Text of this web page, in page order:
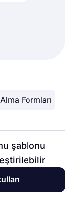
Formları
şablonu